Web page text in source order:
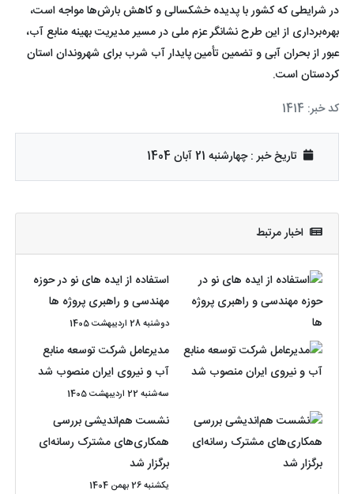
در شرایطی که کشور با پدیده خشکسالی و کاهش بارش‌ها مواجه است،
بهره‌برداری از این طرح نشانگر عزم ملی در مسیر مدیریت بهینه منابع آب،
عبور از بحران آبی و تضمین تأمین پایدار آب شرب برای شهروندان استان
کردستان است.
کد خبر: 1414
تاریخ خبر : چهارشنبه 21 آبان 1404
اخبار مرتبط
استفاده از ایده های نو در حوزه
مهندسی و راهبری پروژه ها
دوشنبه 28 اردیبهشت 1405
مدیرعامل شرکت توسعه منابع
آب و نیروی ایران منصوب شد
سه‌شنبه 22 اردیبهشت 1405
نشست هم‌اندیشی بررسی
همکاری‌های مشترک رسانه‌ای
برگزار شد
یکشنبه 26 بهمن 1404